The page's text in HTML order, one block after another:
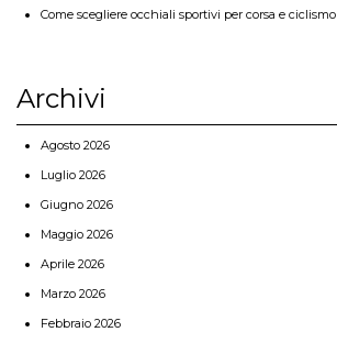
Come scegliere occhiali sportivi per corsa e ciclismo
Archivi
Agosto 2026
Luglio 2026
Giugno 2026
Maggio 2026
Aprile 2026
Marzo 2026
Febbraio 2026